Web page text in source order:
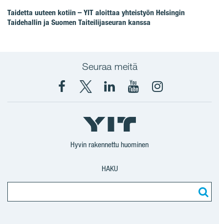
Taidetta uuteen kotiin – YIT aloittaa yhteistyön Helsingin
Taidehallin ja Suomen Taiteilijaseuran kanssa
Seuraa meitä
Facebook
X
YIT
Suomi
YIT
Corporation
YIT
Corporation
Instagram
Hyvin rakennettu huominen
HAKU